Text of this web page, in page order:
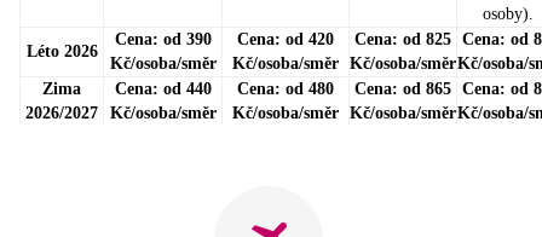
osoby).
Léto 2026
Cena: od 390
Kč/osoba/směr
Cena: od 420
Kč/osoba/směr
Cena: od 825
Kč/osoba/směr
Cena: od
Kč/osoba/
Zima
2026/2027
Cena: od 440
Kč/osoba/směr
Cena: od 480
Kč/osoba/směr
Cena: od 865
Kč/osoba/směr
Cena: od
Kč/osoba/